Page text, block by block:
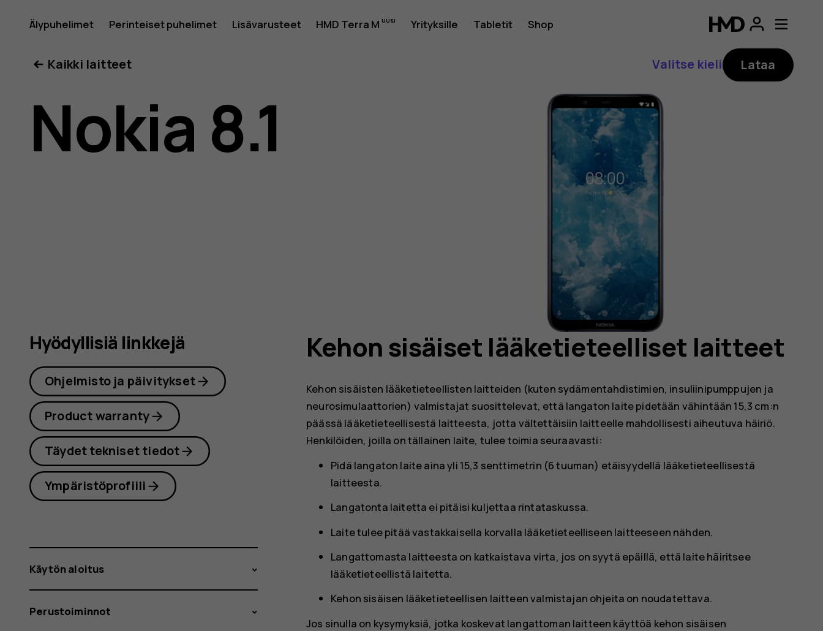
Nokia
8.1
Älypuhelimet Perinteiset puhelimet Lisävarusteet HMD Terra M Yrityksille Tabletit Shop
Kaikki laitteet
Valitse kieli Lataa
Nokia 8.1
Kehon sisäiset lääketieteelliset laitteet
Kehon sisäisten lääketieteellisten laitteiden (kuten sydämentahdistimien, insuliinipumppujen ja
neurosimulaattorien) valmistajat suosittelevat, että langaton laite pidetään vähintään 15,3 cm:n
päässä lääketieteellisestä laitteesta, jotta vältettäisiin laitteelle mahdollisesti aiheutuva häiriö.
Henkilöiden, joilla on tällainen laite, tulee toimia seuraavasti:
Pidä langaton laite aina yli 15,3 senttimetrin (6 tuuman) etäisyydellä lääketieteellisestä
laitteesta.
Langatonta laitetta ei pitäisi kuljettaa rintataskussa.
Laite tulee pitää vastakkaisella korvalla lääketieteelliseen laitteeseen nähden.
Langattomasta laitteesta on katkaistava virta, jos on syytä epäillä, että laite häiritsee
lääketieteellistä laitetta.
Kehon sisäisen lääketieteellisen laitteen valmistajan ohjeita on noudatettava.
Jos sinulla on kysymyksiä, jotka koskevat langattoman laitteen käyttöä kehon sisäisen
Hyödyllisiä linkkejä
Ohjelmisto ja päivitykset
Product warranty
Täydet tekniset tiedot
Ympäristöprofiili
Käytön aloitus
Perustoiminnot